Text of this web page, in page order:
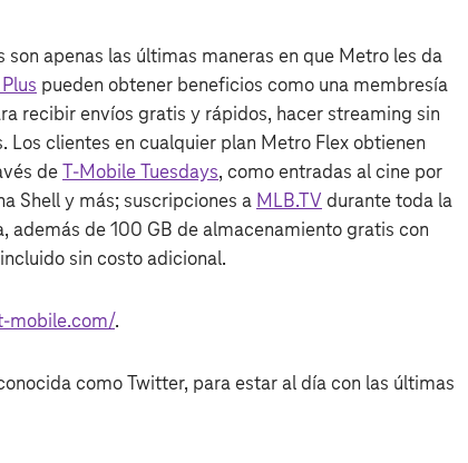
apenas las últimas maneras en que Metro les da
pueden obtener beneficios como una membresía
recibir envíos gratis y rápidos, hacer streaming sin
clientes en cualquier plan Metro Flex obtienen
de T‑Mobile Tuesdays, como entradas al cine por
Shell y más; suscripciones a MLB.TV durante toda la
además de 100 GB de almacenamiento gratis con
sin costo adicional.
mobile.com/.
como Twitter, para estar al día con las últimas